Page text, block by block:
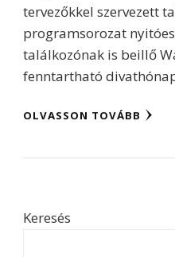
tervezőkkel szervezett
programsorozat
találkozónak is beillő
fenntartható
OLVASSON TOVÁBB
Keresés